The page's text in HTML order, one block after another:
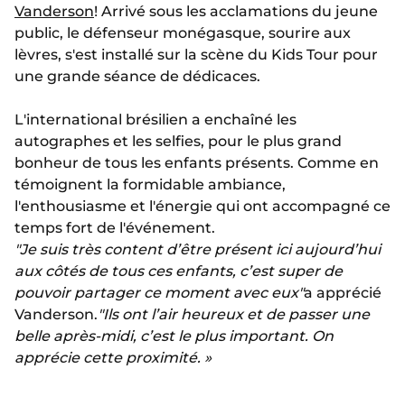
Vanderson! Arrivé sous les acclamations du jeune
public, le défenseur monégasque, sourire aux
lèvres, s'est installé sur la scène du Kids Tour pour
une grande séance de dédicaces.
L'international brésilien a enchaîné les
autographes et les selfies, pour le plus grand
bonheur de tous les enfants présents. Comme en
témoignent la formidable ambiance,
l'enthousiasme et l'énergie qui ont accompagné ce
temps fort de l'événement.
"Je suis très content d’être présent ici aujourd’hui
aux côtés de tous ces enfants, c’est super de
pouvoir partager ce moment avec eux"a apprécié
Vanderson. "Ils ont l’air heureux et de passer une
belle après-midi, c’est le plus important. On
apprécie cette proximité. »